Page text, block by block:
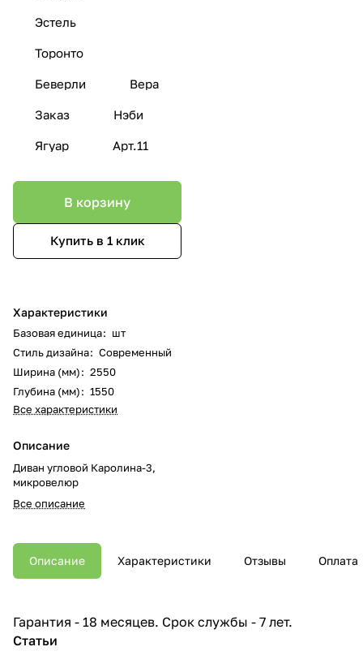
Эстель
Торонто
Беверли Вера
Заказ Нэби
Ягуар Арт.11
В корзину
Купить в 1 клик
Характеристики
Базовая единица: шт
Стиль дизайна: Современный
Ширина (мм): 2550
Глубина (мм): 1550
Все характеристики
Описание
Диван угловой Каролина-3,
микровелюр
Все описание
Описание Характеристики Отзывы Оплата
Гарантия - 18 месяцев. Срок службы - 7 лет.
Статьи